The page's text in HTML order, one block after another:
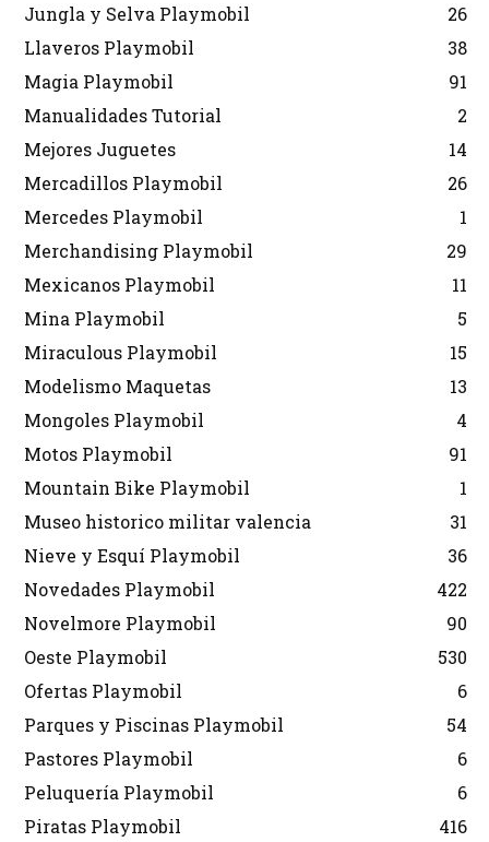
Jungla y Selva Playmobil
26
Llaveros Playmobil
38
Magia Playmobil
91
Manualidades Tutorial
2
Mejores Juguetes
14
Mercadillos Playmobil
26
Mercedes Playmobil
1
Merchandising Playmobil
29
Mexicanos Playmobil
11
Mina Playmobil
5
Miraculous Playmobil
15
Modelismo Maquetas
13
Mongoles Playmobil
4
Motos Playmobil
91
Mountain Bike Playmobil
1
Museo historico militar valencia
31
Nieve y Esquí Playmobil
36
Novedades Playmobil
422
Novelmore Playmobil
90
Oeste Playmobil
530
Ofertas Playmobil
6
Parques y Piscinas Playmobil
54
Pastores Playmobil
6
Peluquería Playmobil
6
Piratas Playmobil
416